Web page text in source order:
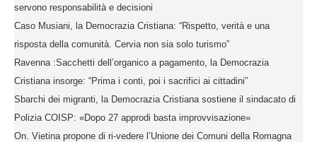
servono responsabilità e decisioni
Caso Musiani, la Democrazia Cristiana: “Rispetto, verità e una
risposta della comunità. Cervia non sia solo turismo”
Ravenna :Sacchetti dell’organico a pagamento, la Democrazia
Cristiana insorge: “Prima i conti, poi i sacrifici ai cittadini”
Sbarchi dei migranti, la Democrazia Cristiana sostiene il sindacato di
Polizia COISP: «Dopo 27 approdi basta improvvisazione»
On. Vietina propone di ri-vedere l’Unione dei Comuni della Romagna